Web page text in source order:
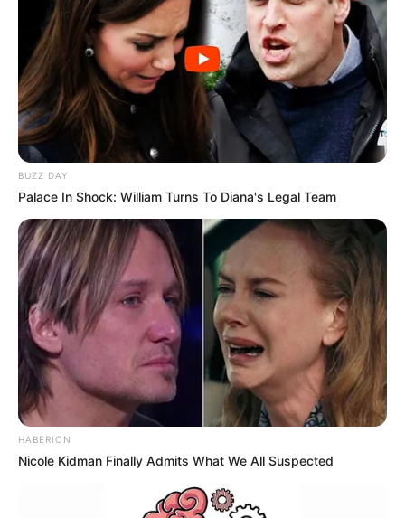
BUZZ DAY
Palace In Shock: William Turns To Diana's Legal Team
HABERION
Nicole Kidman Finally Admits What We All Suspected